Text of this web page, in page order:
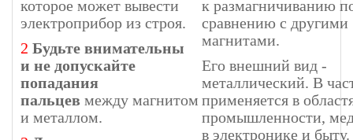
которое может вывести
электроприбор из строя.
2 Будьте внимательны
и не допускайте
попадания
пальцев между магнитом
и металлом.
к размагничиванию
сравнению с другими
магнитами.
Его внешний вид -
металлический. В
применяется в
промышленности,
в электронике и